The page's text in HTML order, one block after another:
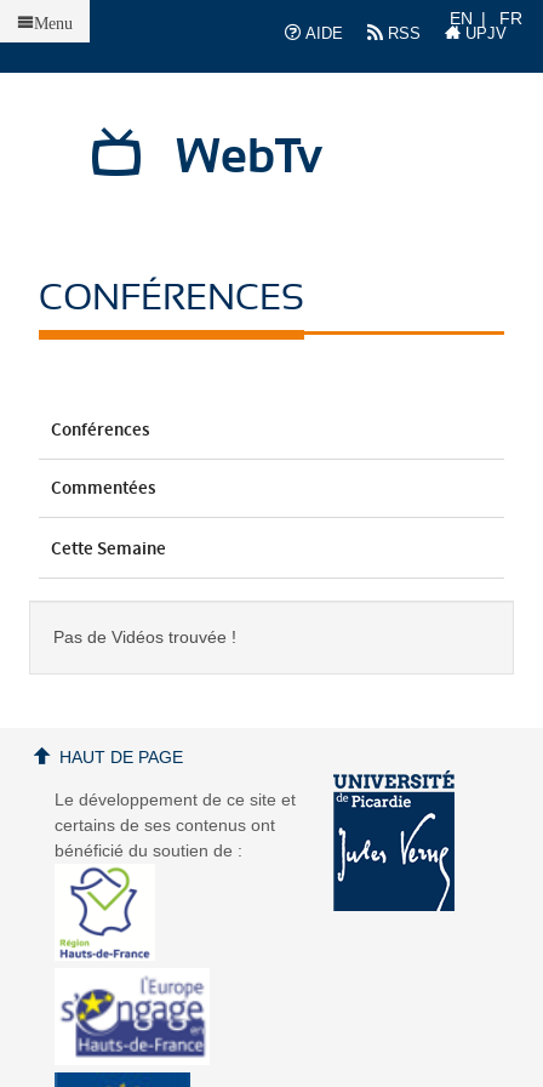
AIDE
RSS UPJV
EN FR
WebTv
Menu
CONFÉRENCES
Conférences
Commentées
Cette Semaine
Pas de Vidéos trouvée !
Le développement de ce site et
certains de ses contenus ont
bénéficié du soutien de :
HAUT DE PAGE